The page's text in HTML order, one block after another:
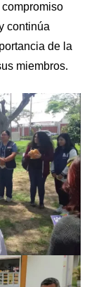
continúa
de la
miembros.